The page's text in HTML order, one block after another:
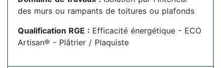
des murs ou rampants de toitures ou plafonds
Qualification RGE : Efficacité énergétique - ECO
Artisan® - Plâtrier / Plaquiste